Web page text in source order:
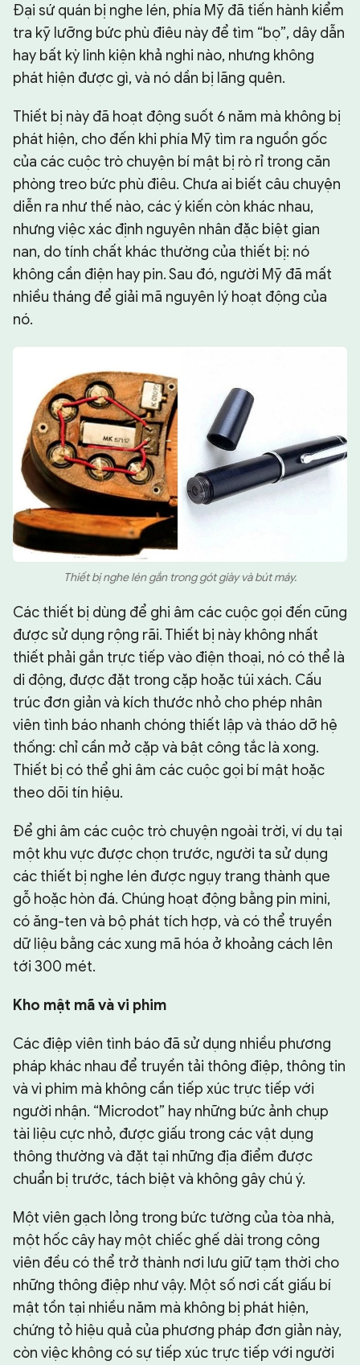
Đại sứ quán bị nghe lén, phía Mỹ đã tiến hành kiểm
tra kỹ lưỡng bức phù điêu này để tìm “bọ”, dây dẫn
hay bất kỳ linh kiện khả nghi nào, nhưng không
phát hiện được gì, và nó dần bị lãng quên.
Thiết bị này đã hoạt động suốt 6 năm mà không bị
phát hiện, cho đến khi phía Mỹ tìm ra nguồn gốc
của các cuộc trò chuyện bí mật bị rò rỉ trong căn
phòng treo bức phù điêu. Chưa ai biết câu chuyện
diễn ra như thế nào, các ý kiến còn khác nhau,
nhưng việc xác định nguyên nhân đặc biệt gian
nan, do tính chất khác thường của thiết bị: nó
không cần điện hay pin. Sau đó, người Mỹ đã mất
nhiều tháng để giải mã nguyên lý hoạt động của
nó.
Thiết bị nghe lén gắn trong gót giày và bút máy.
Các thiết bị dùng để ghi âm các cuộc gọi đến cũng
được sử dụng rộng rãi. Thiết bị này không nhất
thiết phải gắn trực tiếp vào điện thoại, nó có thể là
di động, được đặt trong cặp hoặc túi xách. Cấu
trúc đơn giản và kích thước nhỏ cho phép nhân
viên tình báo nhanh chóng thiết lập và tháo dỡ hệ
thống: chỉ cần mở cặp và bật công tắc là xong.
Thiết bị có thể ghi âm các cuộc gọi bí mật hoặc
theo dõi tín hiệu.
Để ghi âm các cuộc trò chuyện ngoài trời, ví dụ tại
một khu vực được chọn trước, người ta sử dụng
các thiết bị nghe lén được ngụy trang thành que
gỗ hoặc hòn đá. Chúng hoạt động bằng pin mini,
có ăng-ten và bộ phát tích hợp, và có thể truyền
dữ liệu bằng các xung mã hóa ở khoảng cách lên
tới 300 mét.
Kho mật mã và vi phim
Các điệp viên tình báo đã sử dụng nhiều phương
pháp khác nhau để truyền tải thông điệp, thông tin
và vi phim mà không cần tiếp xúc trực tiếp với
người nhận. “Microdot” hay những bức ảnh chụp
tài liệu cực nhỏ, được giấu trong các vật dụng
thông thường và đặt tại những địa điểm được
chuẩn bị trước, tách biệt và không gây chú ý.
Một viên gạch lỏng trong bức tường của tòa nhà,
một hốc cây hay một chiếc ghế dài trong công
viên đều có thể trở thành nơi lưu giữ tạm thời cho
những thông điệp như vậy. Một số nơi cất giấu bí
mật tồn tại nhiều năm mà không bị phát hiện,
chứng tỏ hiệu quả của phương pháp đơn giản này,
còn việc không có sự tiếp xúc trực tiếp với người